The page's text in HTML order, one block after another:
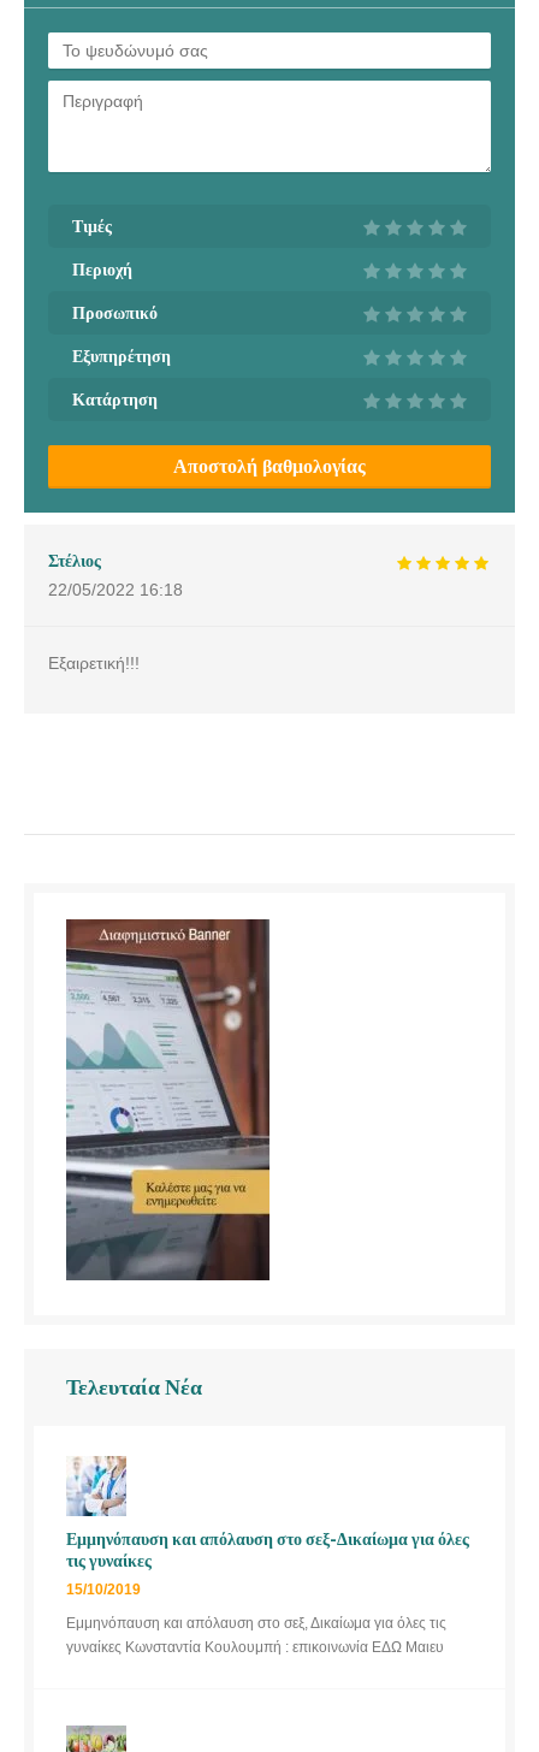
Τιμές
Περιοχή
Προσωπικό
Εξυπηρέτηση
Κατάρτηση
Αποστολή βαθμολογίας
Στέλιος
22/05/2022 16:18
Εξαιρετική!!!
Τελευταία Νέα
Εμμηνόπαυση και απόλαυση στο σεξ-Δικαίωμα για όλες
τις γυναίκες
15/10/2019
Εμμηνόπαυση και απόλαυση στο σεξ, Δικαίωμα για όλες τις
γυναίκες Κωνσταντία Κουλουμπή : επικοινωνία ΕΔΩ Μαιευ